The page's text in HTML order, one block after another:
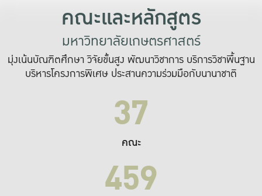
คณะและหลักสูตร
มหาวิทยาลัยเกษตรศาสตร์
มุ่งเน้นบัณฑิตศึกษา วิจัยขั้นสูง พัฒนาวิชาการ บริการวิชาพื้นฐาน
บริหารโครงการพิเศษ ประสานความร่วมมือกับนานาชาติ
37
คณะ
459